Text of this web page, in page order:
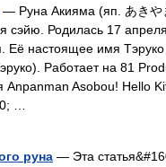
— Руна Акияма (яп. あきや
сэйю. Родилась 17
Её настоящее имя
Работает на 81
Asobou! Hello
…
руна — Эта